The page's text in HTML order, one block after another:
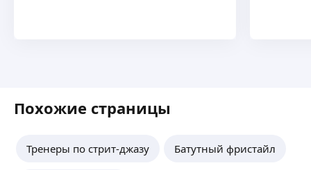
Похожие страницы
Тренеры по стрит-джазу Батутный фристайл